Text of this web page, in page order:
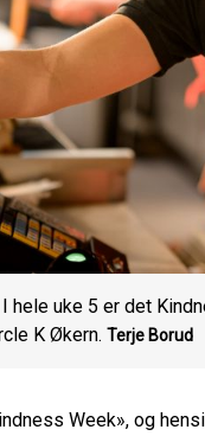
I hele uke 5 er det
K Økern. Terje Borud
Week», og